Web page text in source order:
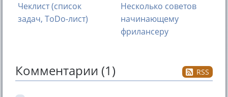
Чеклист (список
задач, ToDo-лист)
Несколько советов
начинающему
фрилансеру
Комментарии (1) RSS